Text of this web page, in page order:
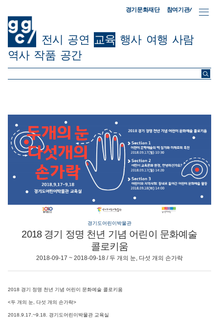
경기문화재단 참여기관/
전시 공연 교육 행사 여행 사람
역사 작품 공간
ggc/
경기도어린이박물관
2018 경기 정명 천년 기념 어린이 문화예술
콜로키움
2018-09-17 ~ 2018-09-18 / 두 개의 눈, 다섯 개의 손가락
2018 경기 정명 천년 기념 어린이 문화예술 콜로키움
<두 개의 눈, 다섯 개의 손가락>
2018.9.17.~9.18. 경기도어린이박물관 교육실